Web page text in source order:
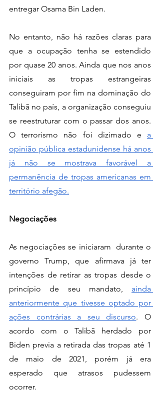
entregar Osama Bin Laden.
No entanto, não há razões claras para
que a ocupação tenha se estendido
por quase 20 anos. Ainda que nos anos
iniciais as tropas estrangeiras
conseguiram por fim na dominação do
Talibã no país, a organização conseguiu
se reestruturar com o passar dos anos.
O terrorismo não foi dizimado e a
opinião pública estadunidense há anos
já não se mostrava favorável a
permanência de tropas americanas em
território afegão.
Negociações
As negociações se iniciaram  durante o
governo Trump, que afirmava já ter
intenções de retirar as tropas desde o
princípio de seu mandato, ainda
anteriormente que tivesse optado por
ações contrárias a seu discurso. O
acordo com o Talibã herdado por
Biden previa a retirada das tropas até 1
de maio de 2021, porém já era
esperado que atrasos pudessem
ocorrer.